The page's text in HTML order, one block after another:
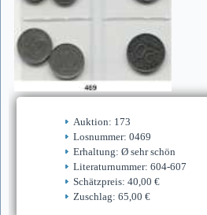
Auktion: 173
Losnummer: 0469
Erhaltung: Ø sehr schön
Literaturnummer: 604-607
Schätzpreis: 40,00 €
Zuschlag: 65,00 €